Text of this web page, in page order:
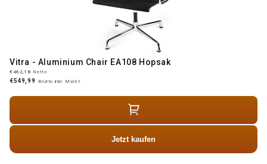
Vitra - Aluminium Chair EA108 Hopsak
€462,18 Netto
€549,99 Brutto inkl. MwSt.
Jetzt kaufen